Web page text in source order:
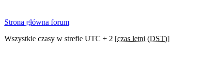
Strona główna forum
Wszystkie czasy w strefie UTC + 2 [czas letni (DST)]